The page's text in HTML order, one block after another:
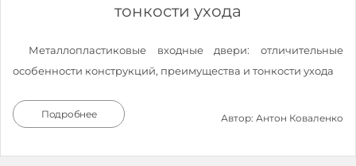
тонкости ухода
Металлопластиковые входные двери: отличительные
особенности конструкций, преимущества и тонкости ухода
Подробнее Автор: Антон Коваленко